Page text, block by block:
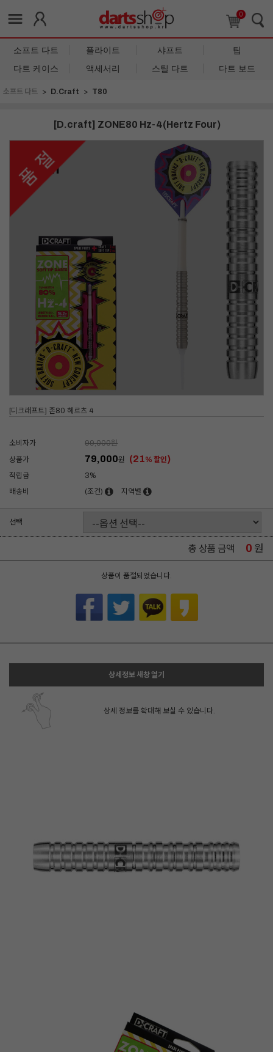
0
소프트 다트 플라이트 샤프트
팁
다트 케이스
액세서리 스틸 다트 다트 보드
소프트 다트 D.Craft T80
[D.craft] ZONE80 Hz-4(Hertz Four)
[디크래프트] 존80 헤르츠 4
소비자가 99,000원
상품가
79,000원 (21% 할인)
적립금
3%
배송비
(조건) 지역별
선택
총 상품 금액 0 원
상품이 품절되었습니다.
상세정보 새창 열기
상세 정보를 확대해 보실 수 있습니다.